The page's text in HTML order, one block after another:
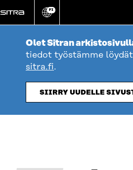
suoraan
sisältöön
Vaihda
kieli
FI
Olet Sitran
tiedot työstämme
sitra.fi.
SIIRRY UUDELLE